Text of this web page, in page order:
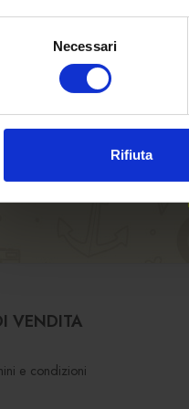
Necessari
Rifiuta
del
essere
Codice
VENDITA
e condizioni